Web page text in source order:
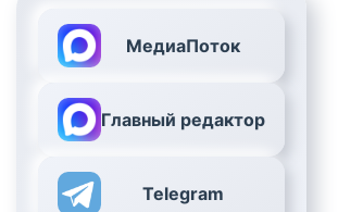
МедиаПоток
Главный редактор
Telegram